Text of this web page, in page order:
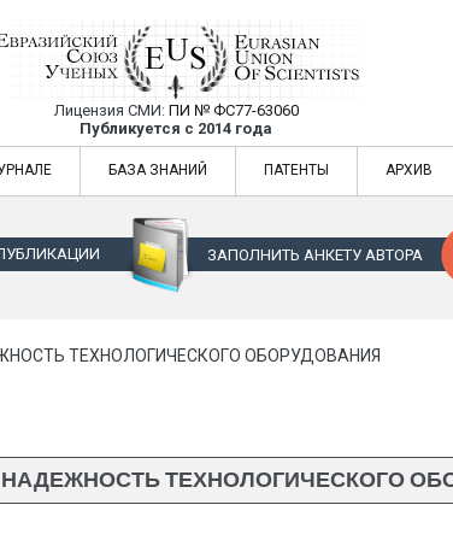
Союз Ученых —
Лицензия СМИ: ПИ № ФС77-63060
Публикуется с 2014 года
Союз Ученых — публикация научных статей в
БАЗА ЗНАНИЙ ПАТЕНТЫ АРХИВ
ЗАПОЛНИТЬ АНКЕТУ АВТОРА
ТЕХНОЛОГИЧЕСКОГО ОБОРУДОВАНИЯ
ТЕХНОЛОГИЧЕСКОГО